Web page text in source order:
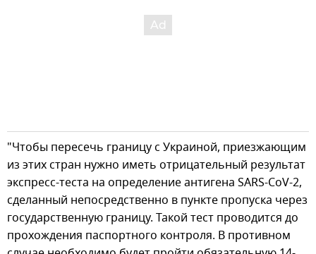
"Чтобы пересечь границу с Украиной, приезжающим
из этих стран нужно иметь отрицательный результат
экспресс-теста на определение антигена SARS-CoV-2,
сделанный непосредственно в пункте пропуска через
государственную границу. Такой тест проводится до
прохождения паспортного контроля. В противном